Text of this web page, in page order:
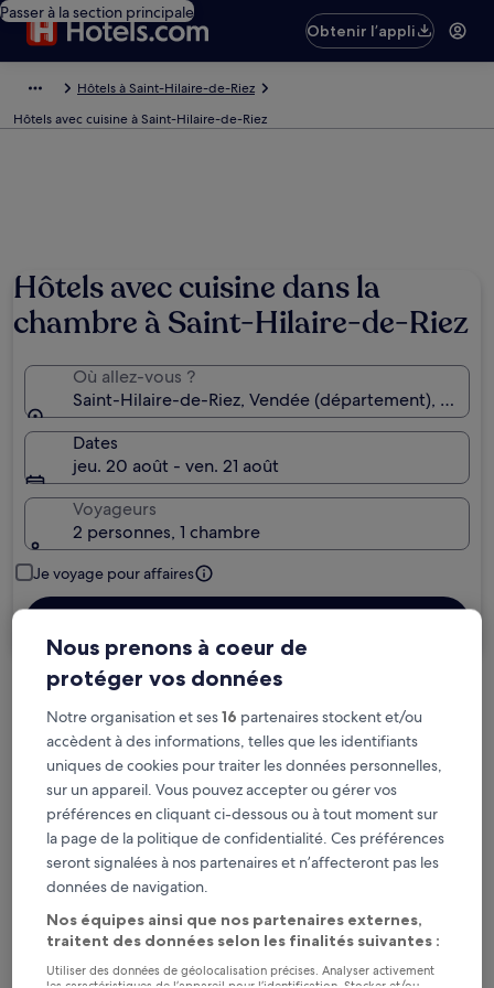
Passer à la section principale
Obtenir l’appli
Hôtels à Saint-Hilaire-de-Riez
Hôtels avec cuisine à Saint-Hilaire-de-Riez
Hôtels avec cuisine dans la
chambre à Saint-Hilaire-de-Riez
Où allez-vous ?
Saint-Hilaire-de-Riez, Vendée (département), France
Dates
jeu. 20 août - ven. 21 août
Voyageurs
2 personnes, 1 chambre
Je voyage pour affaires
Options d’annulation gratuite en cas de
changement de programme
Gagnez des récompenses pour chaque
nuit séjournée
Économisez plus grâce aux Prix membres
Consultez les prix pour ces dates
Nous prenons à coeur de
protéger vos données
Notre organisation et ses16 partenaires stockent et/ou
accèdent à des informations, telles que les identifiants
uniques de cookies pour traiter les données personnelles,
sur un appareil. Vous pouvez accepter ou gérer vos
préférences en cliquant ci-dessous ou à tout moment sur
la page de la politique de confidentialité. Ces préférences
seront signalées à nos partenaires et n’affecteront pas les
données de navigation.
Nos équipes ainsi que nos partenaires externes,
traitent des données selon les finalités suivantes :
Utiliser des données de géolocalisation précises. Analyser activement